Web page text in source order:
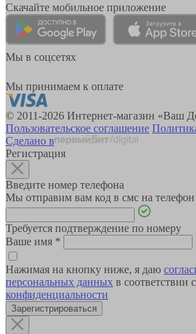
Скачайте мобильное приложение
Мы в соцсетях
Мы принимаем к оплате
© 2011-2026 Интернет-магазин «Ваш
Пользовательское соглашение
Сделано в
Регистрация
Введите номер телефона
Мы отправим вам код в смс на
Требуется подтверждение по номеру
Ваше имя *
Нажимая на кнопку ниже, я даю
персональных данных в соответствии с
конфиденциальности
Зарегистрироваться